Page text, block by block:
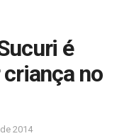
é
no
2014